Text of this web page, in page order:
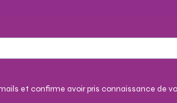
et confirme avoir pris connaissance de